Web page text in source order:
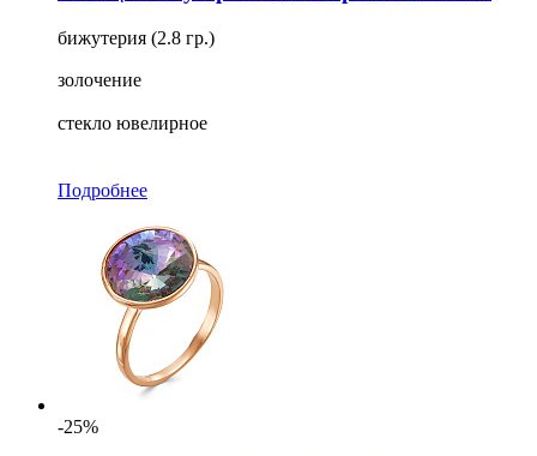
бижутерия (2.8 гр.)
золочение
стекло ювелирное
Подробнее
-25%